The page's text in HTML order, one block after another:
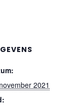
2021